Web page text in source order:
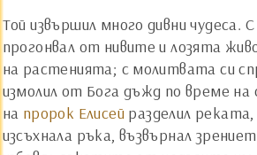
Той извършил много дивни чудеса.
прогонвал от нивите и лозята
на растенията; с молитвата си
измолил от Бога дъжд по време на
на пророк Елисей разделил реката,
изсъхнала ръка, възвърнал